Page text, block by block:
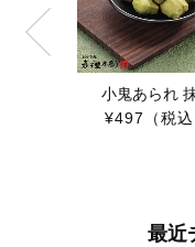
小鬼あられ
¥497
（税込
最近